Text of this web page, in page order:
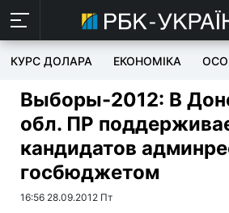
КУРС ДОЛАРА ЕКОНОМІКА
Выборы-2012: В
обл. ПР
кандидатов
госбюджетом
16:56 28.09.2012 Пт